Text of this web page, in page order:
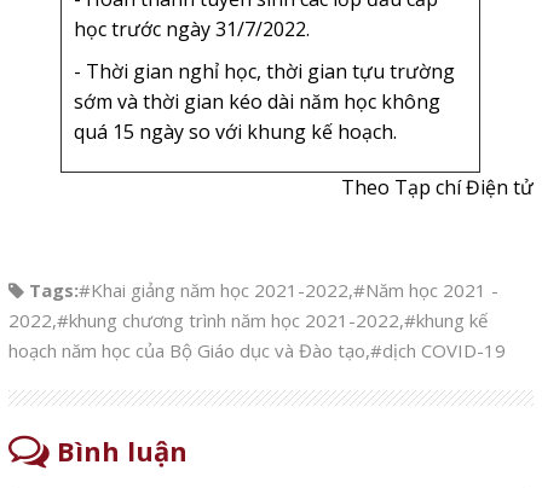
học trước ngày 31/7/2022.
- Thời gian nghỉ học, thời gian tựu trường
sớm và thời gian kéo dài năm học không
quá 15 ngày so với khung kế hoạch.
Theo Tạp chí Điện tử
Tags:#Khai giảng năm học 2021-2022,#Năm học 2021 -
2022,#khung chương trình năm học 2021-2022,#khung kế
hoạch năm học của Bộ Giáo dục và Đào tạo,#dịch COVID-19
Bình luận